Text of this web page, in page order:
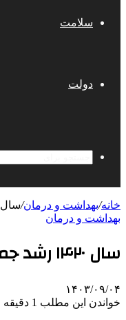
سلامت
دولت
خانه/بهداشت و درمان/سال ۱۴۲۰ رشد جمعیت ایران صفر می‌شود
بهداشت و درمان
سال ۱۴۲۰ رشد جمعیت ایران صفر می‌شود
۱۴۰۳/۰۹/۰۴
خواندن این مطلب 1 دقیقه زمان میبرد